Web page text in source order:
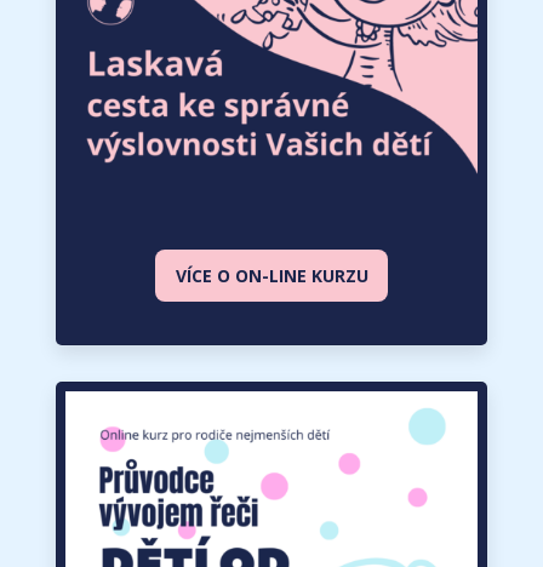
VÍCE O ON-LINE KURZU